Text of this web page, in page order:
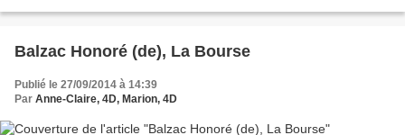
Balzac Honoré (de), La Bourse
Publié le 27/09/2014 à 14:39
Par Anne-Claire, 4D, Marion, 4D